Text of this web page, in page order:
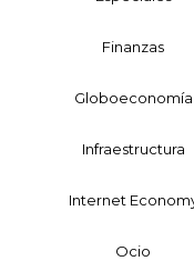
Finanzas
Globoeconomía
Infraestructura
Internet
Ocio